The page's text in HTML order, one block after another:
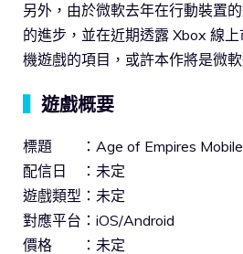
另外，由於微軟去年在行動裝置
的進步，並在近期透露 Xbox 線
機遊戲的項目，或許本作將是微
遊戲概要
標題 ：Age of Empires Mobile
配信日 ：未定
遊戲類型：未定
對應平台：iOS/Android
價格 ：未定